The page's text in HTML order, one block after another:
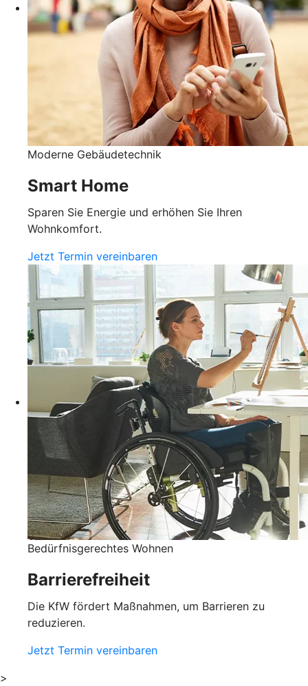
Moderne Gebäudetechnik
Smart Home
Sparen Sie Energie und erhöhen Sie Ihren
Wohnkomfort.
Jetzt Termin vereinbaren
Bedürfnisgerechtes Wohnen
Barrierefreiheit
Die KfW fördert Maßnahmen, um Barrieren zu
reduzieren.
Jetzt Termin vereinbaren
>